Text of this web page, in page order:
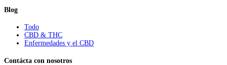
Blog
Todo
CBD & THC
Enfermedades y el CBD
Contácta con nosotros